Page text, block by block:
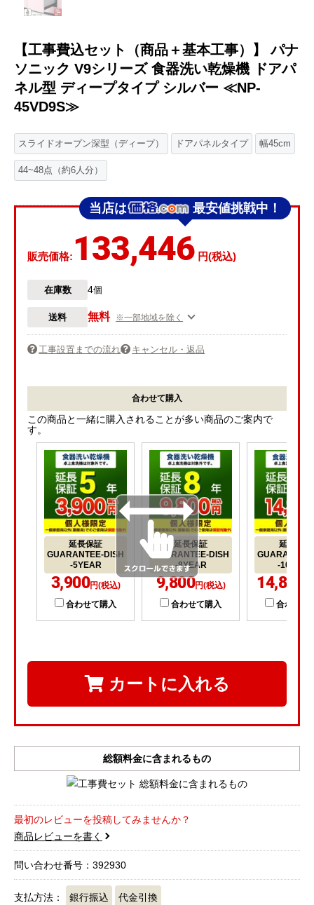
【工事費込セット（商品＋基本工事）】 パナ
ソニック V9シリーズ 食器洗い乾燥機 ドアパ
ネル型 ディープタイプ シルバー ≪NP-
45VD9S≫
スライドオープン深型（ディープ） ドアパネルタイプ 幅45cm
44~48点（約6人分）
当店は 最安値挑戦中！
販売価格: 133,446 円(税込)
在庫数 4個
送料 無料 ※一部地域を除く
工事設置までの流れ キャンセル・返品
合わせて購入
この商品と一緒に購入されることが多い商品のご案内で
す。
延長保証
GUARANTEE-DISH
-5YEAR
3,900円(税込)
合わせて購入
延長保証
GUARANTEE-DISH
-8YEAR
9,800円(税込)
合わせて購入
延長保証
-10YEAR
14,800
合わせて
カートに入れる
総額料金に含まれるもの
最初のレビューを投稿してみませんか？
商品レビューを書く
問い合わせ番号：392930
支払方法： 銀行振込 代金引換